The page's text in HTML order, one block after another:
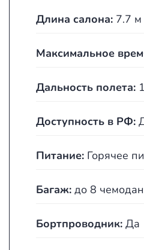
Длина салона: 7.7 м
Максимальное
Дальность полета:
Доступность в РФ:
Питание: Горячее
Багаж: до 8
Бортпроводник: Да